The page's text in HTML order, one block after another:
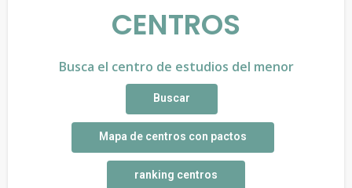
CENTROS
Busca el centro de estudios del menor
Buscar
Mapa de centros con pactos
ranking centros